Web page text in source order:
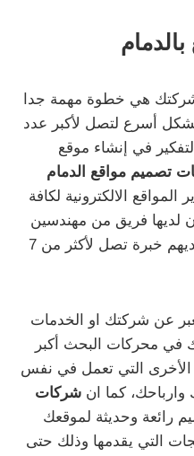
هي خطوة مهمة جدا
أسرع لتصل لأكبر عدد
في إنشاء موقع
تصميم مواقع الدمام
الالكترونية لكافة
لديها فريق من مهندسين
البرمجة وتصميم مواقع الويب لديهم خبرة تصل لأكثر من 7
عن شركتك او الخدمات
في محركات البحث أكبر
الأخرى التي تعمل في نفس
وارباحك، كما ان شركات
رائعة وحديثة لموقعك
التي يقدمها وذلك حتى